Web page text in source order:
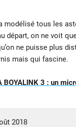
modélisé tous les
départ, on ne voit
ne puisse plus
mais qui fascine.
BOYALINK 3 : un
2018